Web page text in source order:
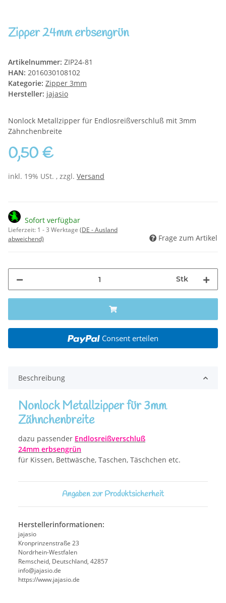
Zipper 24mm erbsengrün
Artikelnummer: ZIP24-81
HAN: 2016030108102
Kategorie: Zipper 3mm
Hersteller: jajasio
Nonlock Metallzipper für Endlosreißverschluß mit 3mm
Zähnchenbreite
0,50 €
inkl. 19% USt. , zzgl. Versand
Sofort verfügbar
Lieferzeit: 1 - 3 Werktage (DE - Ausland
abweichend)
Frage zum Artikel
Stk
Consent erteilen
Beschreibung
Nonlock Metallzipper für 3mm
Zähnchenbreite
dazu passender Endlosreißverschluß
24mm erbsengrün
für Kissen, Bettwäsche, Taschen, Täschchen etc.
Angaben zur Produktsicherheit
Herstellerinformationen:
jajasio
Kronprinzenstraße 23
Nordrhein-Westfalen
Remscheid, Deutschland, 42857
info@jajasio.de
https://www.jajasio.de